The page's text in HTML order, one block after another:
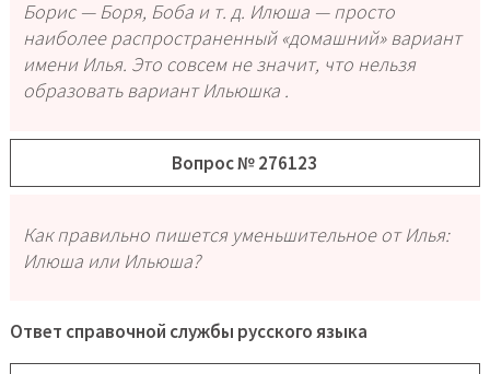
Борис — Боря, Боба и т. д. Илюша — просто
наиболее распространенный «домашний» вариант
имени Илья. Это совсем не значит, что нельзя
образовать вариант Ильюшка .
Вопрос № 276123
Как правильно пишется уменьшительное от Илья:
Илюша или Ильюша?
Ответ справочной службы русского языка